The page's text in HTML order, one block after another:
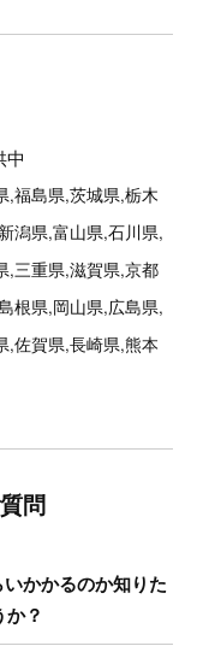
中
,福島県,茨城県,栃木
潟県,富山県,石川県,
,三重県,滋賀県,京都
根県,岡山県,広島県,
,佐賀県,長崎県,熊本
問
かかるのか知りた
？